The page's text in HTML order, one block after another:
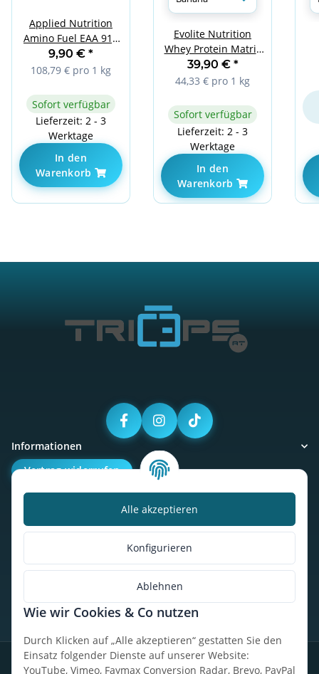
Alle akzeptieren
Konfigurieren
Ablehnen
Wie wir Cookies & Co nutzen
Durch Klicken auf „Alle akzeptieren“ gestatten Sie den
Einsatz folgender Dienste auf unserer Website:
YouTube, Vimeo, Faymax Conversion Radar, Brevo, PayPal
Applied Nutrition
Amino Fuel EAA 91g
Millions Pineapple
9,90 € *
108,79 € pro 1 kg
Sofort verfügbar
Lieferzeit: 2 - 3
Werktage
In den
Warenkorb
Evolite Nutrition
Whey Protein Matrix
900g Banana
39,90 € *
44,33 € pro 1 kg
Sofort verfügbar
Lieferzeit: 2 - 3
Werktage
In den
Warenkorb
Informationen
Vertrag widerrufen
Kalorienbedarfsrechner
So findest du uns
* Alle Preise inkl. gesetzlicher USt., zzgl.Versand
Datenschutz Widerrufsrecht AGBImpressumSitemap